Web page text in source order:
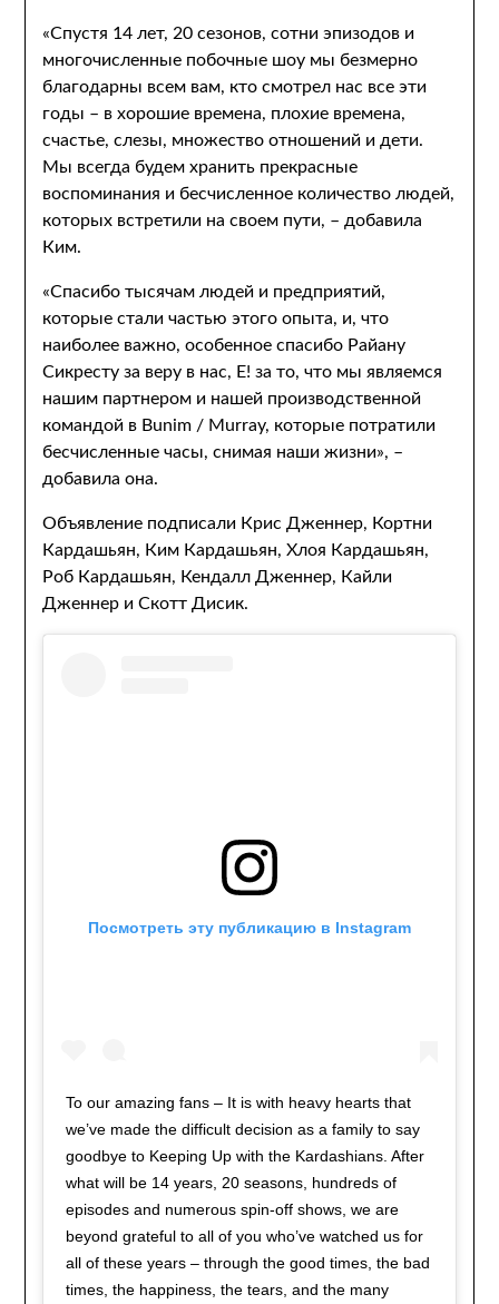
«Спустя 14 лет, 20 сезонов, сотни эпизодов и
многочисленные побочные шоу мы безмерно
благодарны всем вам, кто смотрел нас все эти
годы – в хорошие времена, плохие времена,
счастье, слезы, множество отношений и дети.
Мы всегда будем хранить прекрасные
воспоминания и бесчисленное количество людей,
которых встретили на своем пути, – добавила
Ким.
«Спасибо тысячам людей и предприятий,
которые стали частью этого опыта, и, что
наиболее важно, особенное спасибо Райану
Сикресту за веру в нас, E! за то, что мы являемся
нашим партнером и нашей производственной
командой в Bunim / Murray, которые потратили
бесчисленные часы, снимая наши жизни», –
добавила она.
Объявление подписали Крис Дженнер, Кортни
Кардашьян, Ким Кардашьян, Хлоя Кардашьян,
Роб Кардашьян, Кендалл Дженнер, Кайли
Дженнер и Скотт Дисик.
Посмотреть эту публикацию в Instagram
To our amazing fans – It is with heavy hearts that
we’ve made the difficult decision as a family to say
goodbye to Keeping Up with the Kardashians. After
what will be 14 years, 20 seasons, hundreds of
episodes and numerous spin-off shows, we are
beyond grateful to all of you who’ve watched us for
all of these years – through the good times, the bad
times, the happiness, the tears, and the many